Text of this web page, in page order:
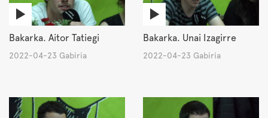
Bakarka. Aitor Tatiegi
2022-04-23 Gabiria
Bakarka. Unai Izagirre
2022-04-23 Gabiria